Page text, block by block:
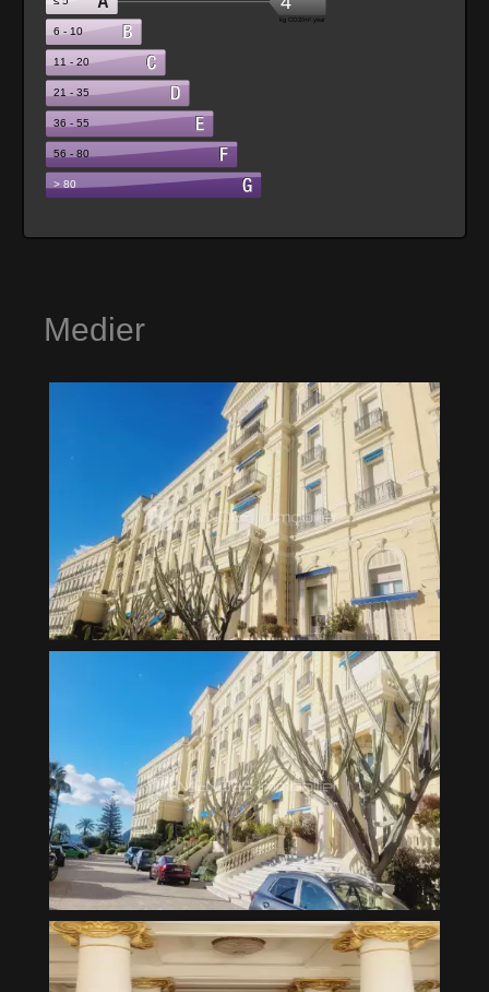
Medier